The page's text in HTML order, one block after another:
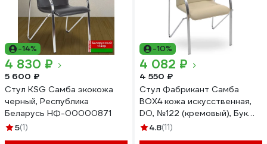
-14%
4 830 ₽
5 600 ₽
Стул KSG Самба экокожа
черный, Республика
Беларусь НФ-00000871
5(1)
-10%
4 082 ₽
4 550 ₽
Стул Фабрикант Самба
BOX4 кожа искусственная,
DO, №122 (кремовый), Бук
(1007), CH 4610018467618
4.8(11)